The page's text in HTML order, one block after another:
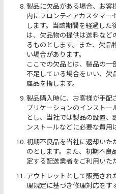
製品に欠品がある場合、お客
内にフロンティアカスタマー
します。当該期間を経過し
は、欠品物の提供は送料な
るものとします。また、欠品
い場合があります。
ここでの欠品とは、製品の
不足している場合をいい、欠
属品を指します。
製品購入時に、お客様が手配
プリケーションのインスト
とし、当社では製品の設置
ンストールなどに必要な費用
初期不良品を当社に返却いた
のとします。また、初期不良
定する配送業者をご利用いた
アウトレットとして販売さ
理規定に基づき修理対応をす